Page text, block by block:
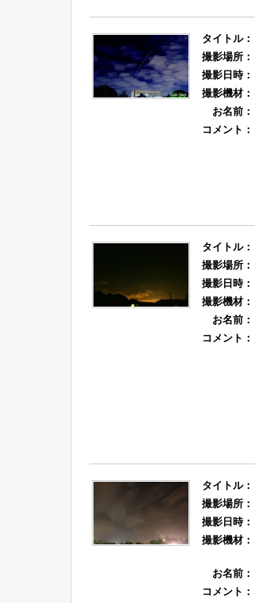
タイトル：
撮影場所：
撮影日時：
撮影機材：
お名前：
コメント：
タイトル：
撮影場所：
撮影日時：
撮影機材：
お名前：
コメント：
タイトル：
撮影場所：
撮影日時：
撮影機材：
お名前：
コメント：